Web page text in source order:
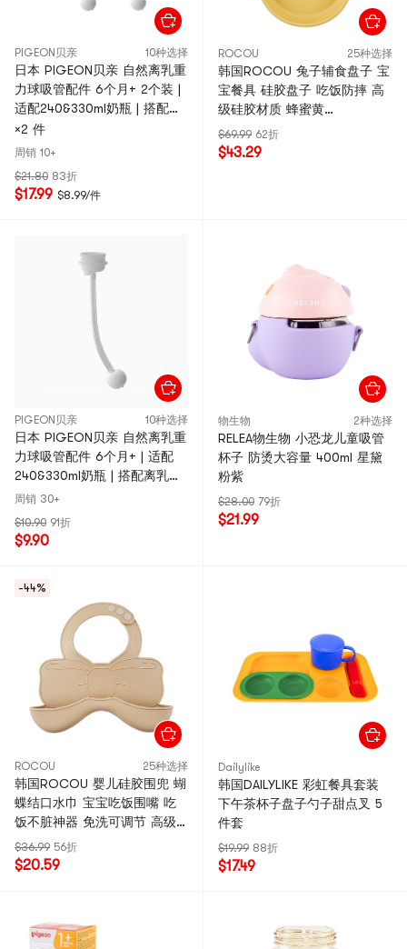
PIGEON贝亲 10种选择
日本 PIGEON贝亲 自然离乳重
力球吸管配件 6个月+ 2个装 |
适配240&330ml奶瓶 | 搭配离
乳吸嘴使用 | 赠吸管刷
×2 件
周销 10+
$21.80 83折
$17.99 $8.99/件
ROCOU 25种选择
韩国ROCOU 兔子辅食盘子 宝
宝餐具 硅胶盘子 吃饭防摔 高
级硅胶材质 蜂蜜黄
30.5*20*3.4cm
$69.99 62折
$43.29
PIGEON贝亲 10种选择
日本 PIGEON贝亲 自然离乳重
力球吸管配件 6个月+ | 适配
240&330ml奶瓶 | 搭配离乳吸
嘴使用 | 赠吸管刷
周销 30+
$10.90 91折
$9.90
物生物 2种选择
RELEA物生物 小恐龙儿童吸管
杯子 防烫大容量 400ml 星黛
粉紫
$28.00 79折
$21.99
-44%
ROCOU 25种选择
韩国ROCOU 婴儿硅胶围兜 蝴
蝶结口水巾 宝宝吃饭围嘴 吃
饭不脏神器 免洗可调节 高级
硅胶材质 贝贝布朗
$36.99 56折
$20.59
Dailylike
韩国DAILYLIKE 彩虹餐具套装
下午茶杯子盘子勺子甜点叉 5
件套
$19.99 88折
$17.49